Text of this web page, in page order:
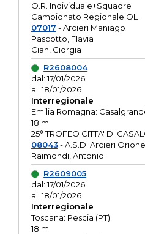
O.R. Individuale+Squadre
Campionato Regionale OL
07017 - Arcieri Maniago
Pascotto, Flavia
Cian, Giorgia
R2608004
dal: 17/01/2026
al: 18/01/2026
Interregionale
Emilia Romagna:
18 m
25° TROFEO CITTA' DI
08043- A.S.D. Arcieri Orione
Raimondi, Antonio
R2609005
dal: 17/01/2026
al: 18/01/2026
Interregionale
Toscana: Pescia (PT)
18 m